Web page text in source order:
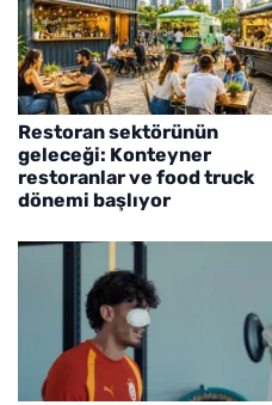
Restoran sektörünün
geleceği: Konteyner
restoranlar ve food truck
dönemi başlıyor